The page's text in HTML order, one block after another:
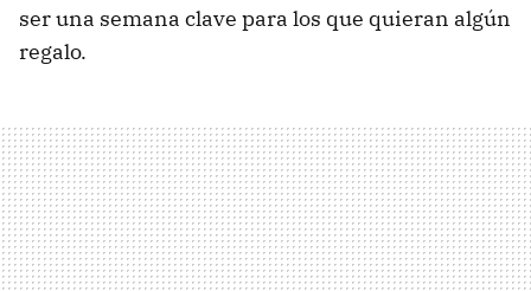
ser una semana clave para los que quieran algún
regalo.